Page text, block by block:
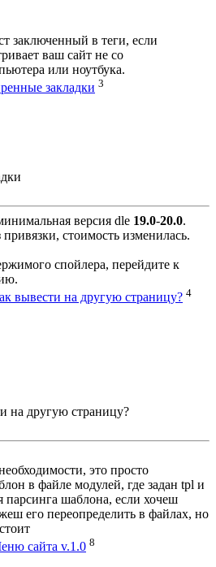
заключенный в теги, если
ваш сайт не со
или ноутбука.
закладки 3
версия dle 19.0-20.0.
стоимость изменилась.
спойлера, перейдите к
вывести на другую страницу? 4
на другую страницу?
это просто
в файле модулей, где задан tpl и
парсинга шаблона, если хочеш
его переопределить в файлах, но
сайта v.1.0 8